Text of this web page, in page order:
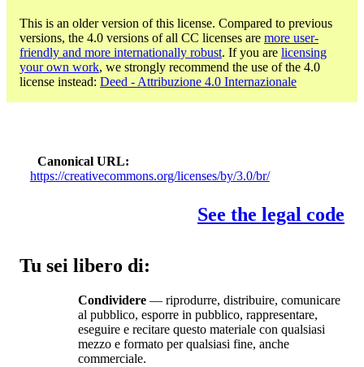
This is an older version of this license. Compared to previous
versions, the 4.0 versions of all CC licenses are more user-
friendly and more internationally robust. If you are licensing
your own work, we strongly recommend the use of the 4.0
license instead: Deed - Attribuzione 4.0 Internazionale
Canonical URL
https://creativecommons.org/licenses/by/3.0/br/
See the legal code
Tu sei libero di:
Condividere — riprodurre, distribuire, comunicare
al pubblico, esporre in pubblico, rappresentare,
eseguire e recitare questo materiale con qualsiasi
mezzo e formato per qualsiasi fine, anche
commerciale.